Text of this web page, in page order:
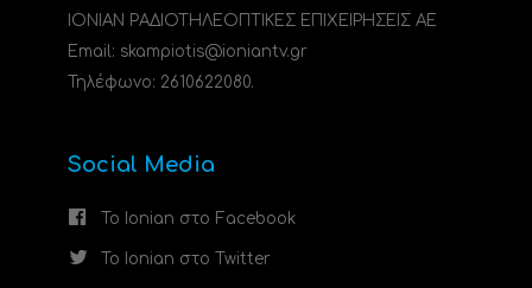
ΙΟΝΙΑΝ ΡΑΔΙΟΤΗΛΕΟΠΤΙΚΕΣ ΕΠΙΧΕΙΡΗΣΕΙΣ ΑΕ
Email: skampiotis@ioniantv.gr
Τηλέφωνο: 2610622080.
Social Media
Το Ionian στο Facebook
Το Ionian στο Twitter